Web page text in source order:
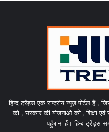
हिन्द ट्रेंड्स एक राष्ट्रीय न्यूज़ पोर्टल हैं ,
को , सरकार की योजनाओ को , शिक्षा
पहुँचाना हैं। हिन्द ट्रेंड्स